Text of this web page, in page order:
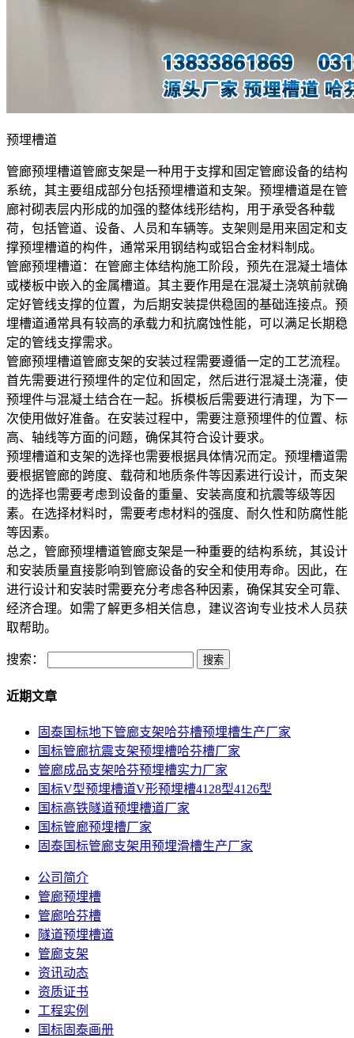
预埋槽道
管廊预埋槽道管廊支架是一种用于支撑和固定管廊设备的结构
系统，其主要组成部分包括预埋槽道和支架。预埋槽道是在管
廊衬砌表层内形成的加强的整体线形结构，用于承受各种载
荷，包括管道、设备、人员和车辆等。支架则是用来固定和支
撑预埋槽道的构件，通常采用钢结构或铝合金材料制成。
管廊预埋槽道：在管廊主体结构施工阶段，预先在混凝土墙体
或楼板中嵌入的金属槽道。其主要作用是在混凝土浇筑前就确
定好管线支撑的位置，为后期安装提供稳固的基础连接点。预
埋槽道通常具有较高的承载力和抗腐蚀性能，可以满足长期稳
定的管线支撑需求。
管廊预埋槽道管廊支架的安装过程需要遵循一定的工艺流程。
首先需要进行预埋件的定位和固定，然后进行混凝土浇灌，使
预埋件与混凝土结合在一起。拆模板后需要进行清理，为下一
次使用做好准备。在安装过程中，需要注意预埋件的位置、标
高、轴线等方面的问题，确保其符合设计要求。
预埋槽道和支架的选择也需要根据具体情况而定。预埋槽道需
要根据管廊的跨度、载荷和地质条件等因素进行设计，而支架
的选择也需要考虑到设备的重量、安装高度和抗震等级等因
素。在选择材料时，需要考虑材料的强度、耐久性和防腐性能
等因素。
总之，管廊预埋槽道管廊支架是一种重要的结构系统，其设计
和安装质量直接影响到管廊设备的安全和使用寿命。因此，在
进行设计和安装时需要充分考虑各种因素，确保其安全可靠、
经济合理。如需了解更多相关信息，建议咨询专业技术人员获
取帮助。
搜索：
近期文章
固泰国标地下管廊支架哈芬槽预埋槽生产厂家
国标管廊抗震支架预埋槽哈芬槽厂家
管廊成品支架哈芬预埋槽实力厂家
国标V型预埋槽道V形预埋槽4128型4126型
国标高铁隧道预埋槽道厂家
国标管廊预埋槽厂家
固泰国标管廊支架用预埋滑槽生产厂家
公司简介
管廊预埋槽
管廊哈芬槽
隧道预埋槽道
管廊支架
资讯动态
资质证书
工程实例
国标固泰画册